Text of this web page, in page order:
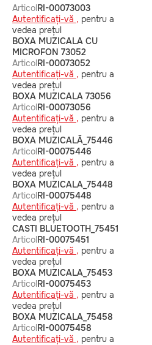
ArticolRI-00073003
Autentificați-vă , pentru a
vedea prețul
BOXA MUZICALA CU
MICROFON 73052
ArticolRI-00073052
Autentificați-vă , pentru a
vedea prețul
BOXA MUZICALA 73056
ArticolRI-00073056
Autentificați-vă , pentru a
vedea prețul
BOXA MUZICALĂ_75446
ArticolRI-00075446
Autentificați-vă , pentru a
vedea prețul
BOXA MUZICALA_75448
ArticolRI-00075448
Autentificați-vă , pentru a
vedea prețul
CASTI BLUETOOTH_75451
ArticolRI-00075451
Autentificați-vă , pentru a
vedea prețul
BOXA MUZICALA_75453
ArticolRI-00075453
Autentificați-vă , pentru a
vedea prețul
BOXA MUZICALA_75458
ArticolRI-00075458
Autentificați-vă , pentru a